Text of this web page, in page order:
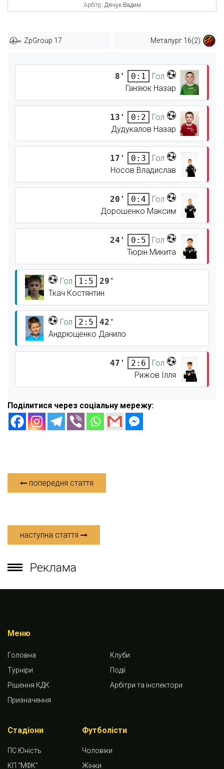
Арбітр: Дячук Вадим
ZpGroup 17 Металург 16(2)
8' 0:1
Гол
Ганзюк Назар
13' 0:2
Гол
Дудукалов Назар
17' 0:3
Гол
Носов Владислав
20' 0:4
Гол
Дорошенко Максим
24' 0:5
Гол
Тюрін Микита
Гол 1:5
29'
Ткач Костянтин
Гол 2:5
42'
Андрющенко Данило
47' 2:6
Гол
Рижов Ілля
Поділитися через соціальну мережу:
попередня стаття
наступна стаття
Реклама
Меню
Головна
Клуби
Турніри
Події
Рішення КДК
Арбітри та інспектори
Призначення
Стадіони
ПС Юність
КП “МФК”
Футболісти
Чоловіки
Жінки